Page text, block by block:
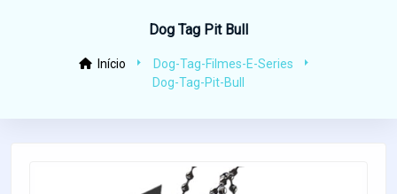
Dog Tag Pit Bull
Início
Dog-Tag-Filmes-E-Series
Dog-Tag-Pit-Bull